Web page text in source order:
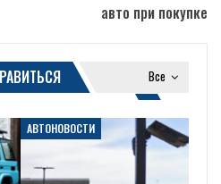
авто при покупке
Все
АВТОНОВОСТИ